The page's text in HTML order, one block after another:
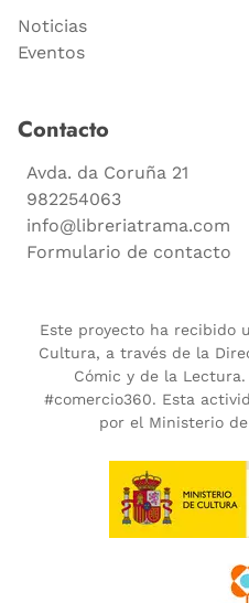
Noticias
Eventos
Contacto
Avda. da Coruña 21
982254063
info@libreriatrama.com
Formulario de contacto
Este proyecto ha recibido
Cultura, a través de la
Cómic y de la
#comercio360. Esta
por el Ministerio